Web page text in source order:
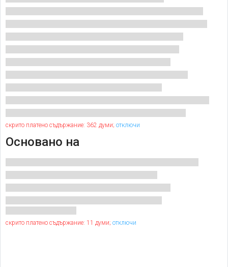
скрито платено съдържание: 362 думи; отключи
Основано на
скрито платено съдържание: 11 думи; отключи